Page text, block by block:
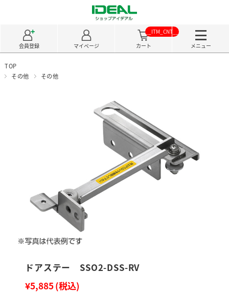
会員登録 マイページ カート
__ITM_CNT__
メニュー
TOP
その他
その他
ドアステー SSO2-DSS-RV
¥5,885(税込)